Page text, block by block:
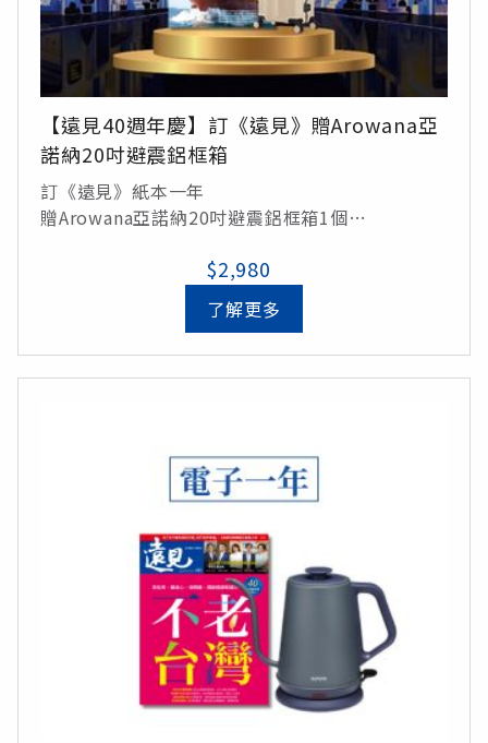
【遠見40週年慶】訂《遠見》贈Arowana亞
諾納20吋避震鋁框箱
訂《遠見》紙本一年
贈Arowana亞諾納20吋避震鋁框箱1個
總價值7,770元，訂閱享38折優惠
$2,980
了解更多